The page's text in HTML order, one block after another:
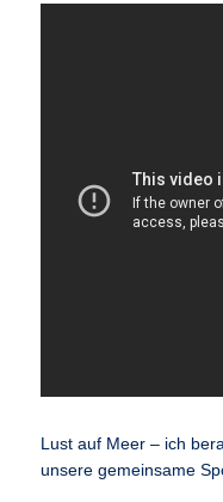
Lust auf Meer – ich
unsere gemeinsame